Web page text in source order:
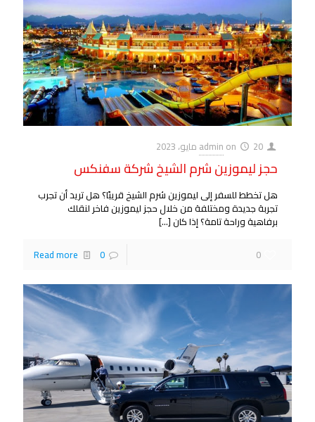
admin on 20 مايو، 2023
حجز ليموزين شرم الشيخ شركة سفنكس
هل تخطط للسفر إلى ليموزين شرم الشيخ قريبًا؟ هل تريد أن تجرب
تجربة جديدة ومختلفة من خلال حجز ليموزين فاخر لنقلك
برفاهية وراحة تامة؟ إذا كان[…]
0
0
Read more